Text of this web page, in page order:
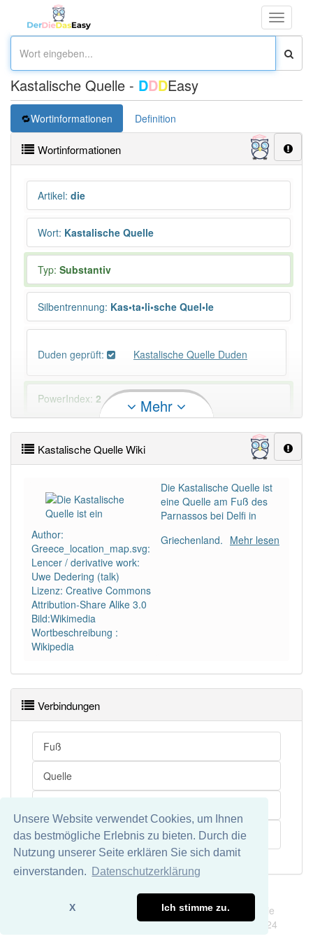
Unsere Website verwendet Cookies, um Ihnen
das bestmögliche Erlebnis zu bieten. Durch die
Nutzung unserer Seite erklären Sie sich damit
einverstanden.
Datenschutzerklärung
X Ich stimme zu.
Toggle
Kastalische Quelle - DDDEasy
Wortinformationen Definition
Wortinformationen
Artikel: die
Wort: Kastalische Quelle
Typ: Substantiv
Silbentrennung: Kas•ta•li•sche Quel•le
Duden geprüft: Kastalische Quelle Duden
PowerIndex: 2
Häufigkeit: 2 von 10
Wörter mit Endung -kastalische quelle aber mit
: 0
89% unserer Spielapp-Nutzer haben den Artikel
korrekt erraten.
Mehr
Kastalische Quelle Wiki
Author:
Greece_location_map.svg:
Lencer / derivative work:
Uwe Dedering (talk)
Lizenz: Creative Commons
Attribution-Share Alike 3.0
Bild:Wikimedia
Wortbeschreibung :
Wikipedia
Die Kastalische Quelle ist
eine Quelle am Fuß des
Parnassos bei Delfi in
Griechenland. Mehr lesen
Verbindungen
Fuß
Quelle
Parnassos
Datenschutz
Wir übernehmen keine Garantie und keine Haftung für die
Richtigkeit und Vollständigkeit dieser Seite. DDDEasy 2024